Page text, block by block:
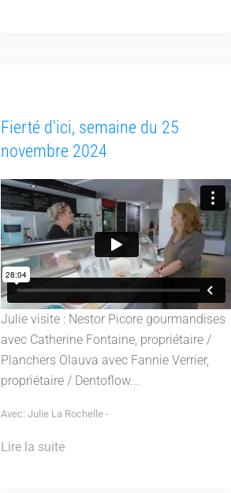
Fierté d'ici, semaine du 25
novembre 2024
Julie visite : Nestor Picore gourmandises
avec Catherine Fontaine, propriétaire /
Planchers Olauva avec Fannie Verrier,
propriétaire / Dentoflow...
Avec: Julie La Rochelle -
Lire la suite